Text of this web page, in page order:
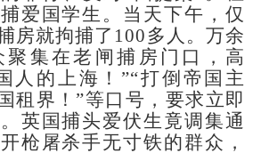
爱国学生。当天下午，仅
房就拘捕了100多人。万余
聚集在老闸捕房门口，高
人的上海！”“打倒帝国主
租界！”等口号，要求立即
英国捕头爱伏生竟调集通
枪屠杀手无寸铁的群众，